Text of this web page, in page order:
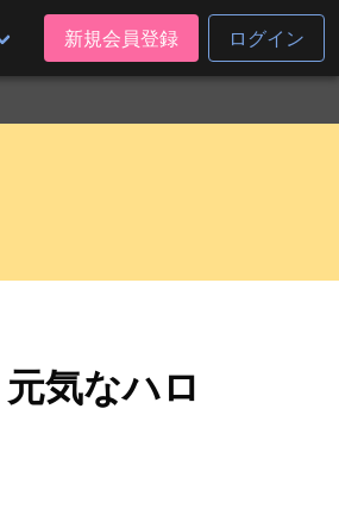
新規会員登録 ログイン
気なハロ